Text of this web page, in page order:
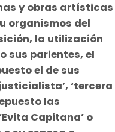
y obras artísticas
organismos del
la utilización
sus parientes, el
el de sus
‘tercera
las
Capitana’ o